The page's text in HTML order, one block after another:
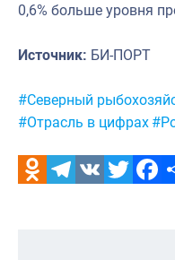
0,6% больше уровня
Источник: БИ-ПОРТ
Метки:
#Северный
#Отрасль в цифрах